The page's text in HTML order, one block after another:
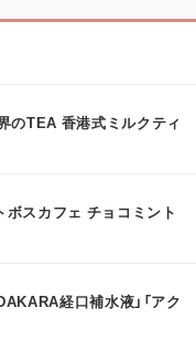
のTEA 香港式ミルクティ
ボスカフェ チョコミント
経口補水液」「アク